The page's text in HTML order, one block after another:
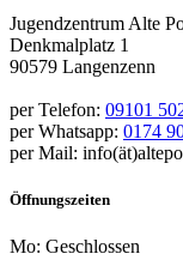
Jugendzentrum Alte
Denkmalplatz 1
90579 Langenzenn
per Telefon: 09101
per Whatsapp: 0174
per Mail:
Öffnungszeiten
Mo: Geschlossen